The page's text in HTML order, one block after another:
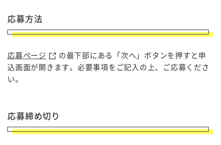
応募方法
応募ページ
の最下部にある「次へ」ボタンを押すと申
込画面が開きます。必要事項をご記入の上、ご応募くださ
い。
応募締め切り